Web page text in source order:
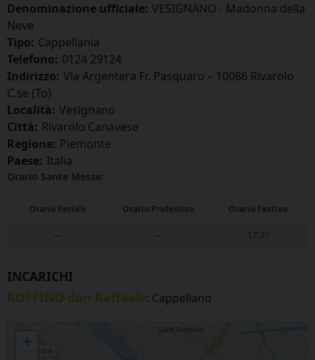
Denominazione ufficiale: VESIGNANO - Madonna della
Neve
Tipo: Cappellania
Telefono: 0124 29124
Indirizzo: Via Argentera Fr. Pasquaro – 10086 Rivarolo
C.se (To)
Località: Vesignano
Città: Rivarolo Canavese
Regione: Piemonte
Paese: Italia
Orario Sante Messe:
Orario Feriale Orario Prefestivo Orario Festivo
— — 17.30
INCARICHI
ROFFINO don Raffaele: Cappellano
VESIGNANO - Madonna della Neve
+